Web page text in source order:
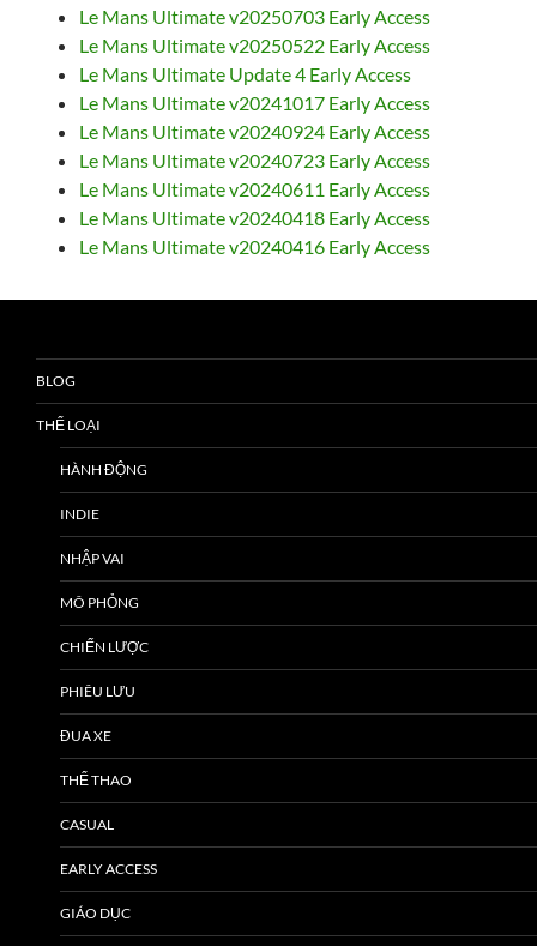
Le Mans Ultimate v20250703 Early Access
Le Mans Ultimate v20250522 Early Access
Le Mans Ultimate Update 4 Early Access
Le Mans Ultimate v20241017 Early Access
Le Mans Ultimate v20240924 Early Access
Le Mans Ultimate v20240723 Early Access
Le Mans Ultimate v20240611 Early Access
Le Mans Ultimate v20240418 Early Access
Le Mans Ultimate v20240416 Early Access
BLOG
THỂ LOẠI
HÀNH ĐỘNG
INDIE
NHẬP VAI
MÔ PHỎNG
CHIẾN LƯỢC
PHIÊU LƯU
ĐUA XE
THỂ THAO
CASUAL
EARLY ACCESS
GIÁO DỤC